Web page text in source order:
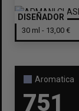
DISEÑADOR
Aromatica
751